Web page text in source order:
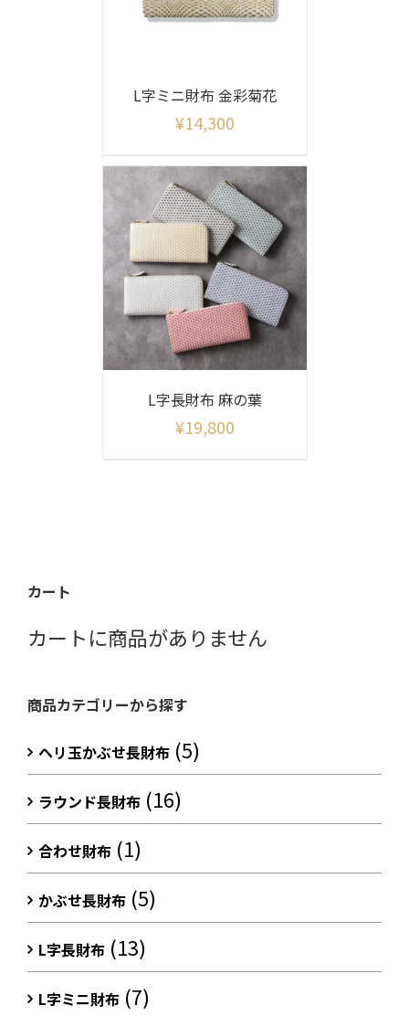
L字ミニ財布 金彩菊花
¥14,300
L字長財布 麻の葉
¥19,800
カート
カートに商品がありません
商品カテゴリーから探す
ヘリ玉かぶせ長財布 (5)
ラウンド長財布 (16)
合わせ財布 (1)
かぶせ長財布 (5)
L字長財布 (13)
L字ミニ財布 (7)